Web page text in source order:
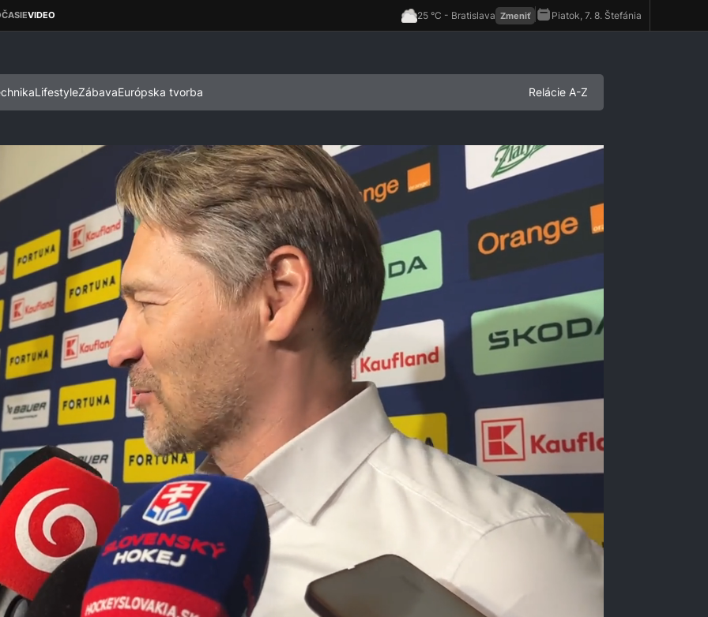
LifestyleZábavaEurópska tvorba Relácie A-Z